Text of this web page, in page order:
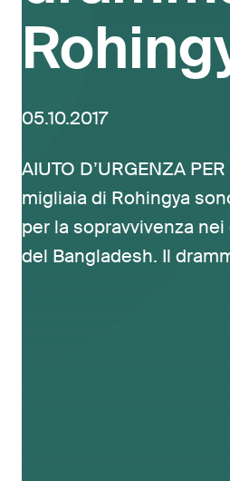
05.10.2017
AIUTO D’URGENZA
migliaia di Rohingya
per la sopravvivenza
del Bangladesh. Il